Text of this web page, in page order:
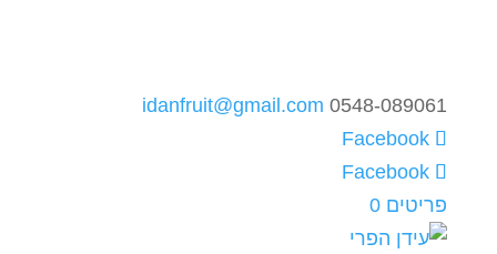
0548-089061
idanfruit@gmail.com
פריטים 0